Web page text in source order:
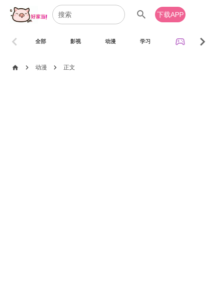
search 下载APP
全部 影视 动漫 学习 sports_esports
chevron_left chevron_right
home chevron_right 动漫 chevron_right 正文